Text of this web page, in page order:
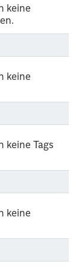
keine
keine
keine Tags
keine